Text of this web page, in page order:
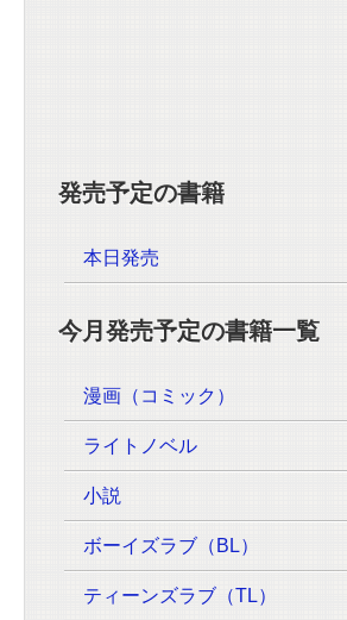
発売予定の書籍
本日発売
今月発売予定の書籍一覧
漫画（コミック）
ライトノベル
小説
ボーイズラブ（BL）
ティーンズラブ（TL）